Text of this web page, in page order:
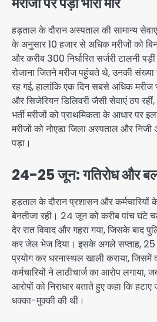
हड़ताल के दौरान अस्पताल की सामान्य
के अनुसार 10 हजार से अधिक मरीजों को
और करीब 300 निर्धारित सर्जरी टालनी
रोजाना जितने मरीज पहुंचते थे, उनकी
रह गई, हालांकि एक दिन सबसे अधिक
और सिजेरियन डिलिवरी जैसी सेवाएं ठप
भर्ती मरीजों को प्राथमिकता के आधार पर
मरीजों को नोएडा जिला अस्पताल और
पड़ा।
24-25 जून: गतिरोध और
हड़ताल के दौरान प्रशासन और कर्मचारियों
बेनतीजा रही। 24 जून को करीब पांच घंटे
देर रात विवाद और गहरा गया, जिसके बाद
कर जेल भेज दिया। इसके अगले सप्ताह,
प्रयोग कर धरनास्थल खाली कराया, जिसमें
कर्मचारियों ने लाठीचार्ज का आरोप
आरोपों को निराधार बताते हुए कहा कि हटाए
धक्का-मुक्की की थी।